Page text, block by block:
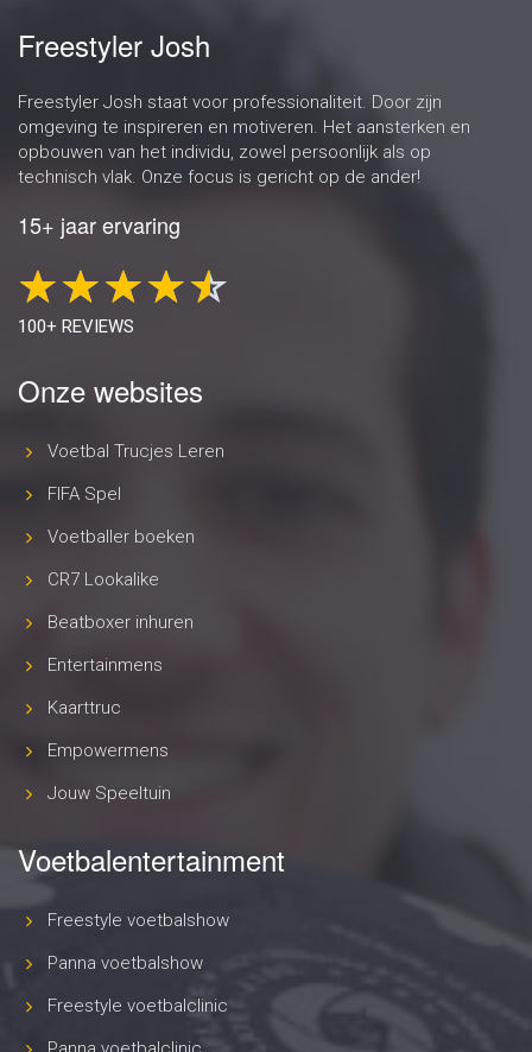
Freestyler Josh
Freestyler Josh staat voor professionaliteit. Door zijn
omgeving te inspireren en motiveren. Het aansterken en
opbouwen van het individu, zowel persoonlijk als op
technisch vlak. Onze focus is gericht op de ander!
15+ jaar ervaring
100+ REVIEWS
Onze websites
Voetbal Trucjes Leren
FIFA Spel
Voetballer boeken
CR7 Lookalike
Beatboxer inhuren
Entertainmens
Kaarttruc
Empowermens
Jouw Speeltuin
Voetbalentertainment
Freestyle voetbalshow
Panna voetbalshow
Freestyle voetbalclinic